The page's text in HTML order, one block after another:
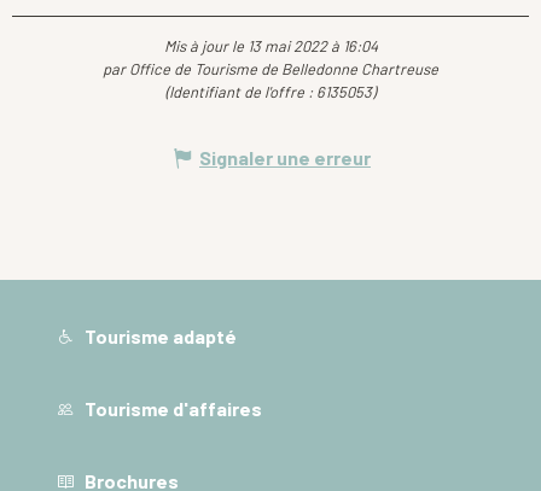
Mis à jour le 13 mai 2022 à 16:04
par Office de Tourisme de Belledonne Chartreuse
(Identifiant de l'offre : 6135053)
Signaler une erreur
Tourisme adapté
Tourisme d'affaires
Brochures